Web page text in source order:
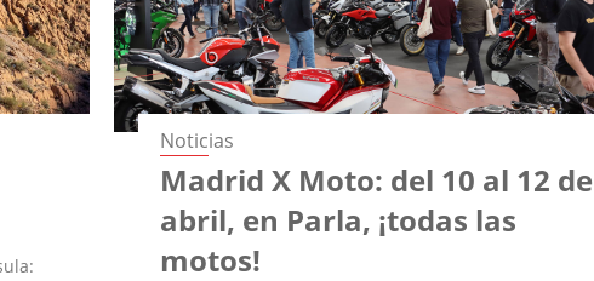
Noticias
Madrid X Moto: del 10 al 12 de
abril, en Parla, ¡todas las
motos!